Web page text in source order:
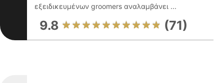
εξειδικευμένων groomers αναλαμβάνει ...
9.8 (71)